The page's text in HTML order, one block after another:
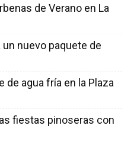
de Verano en La
un nuevo paquete de
de agua fría en la Plaza
fiestas pinoseras con